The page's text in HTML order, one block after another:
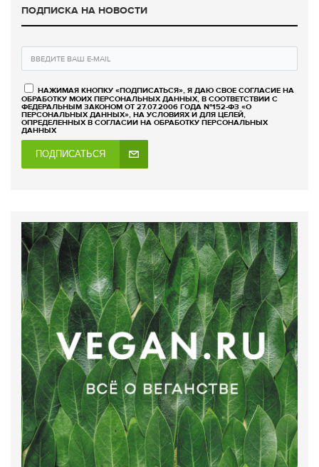
ПОДПИСКА НА НОВОСТИ
НАЖИМАЯ КНОПКУ «ПОДПИСАТЬСЯ», Я ДАЮ СВОЕ СОГЛАСИЕ НА
ОБРАБОТКУ МОИХ ПЕРСОНАЛЬНЫХ ДАННЫХ, В СООТВЕТСТВИИ С
ФЕДЕРАЛЬНЫМ ЗАКОНОМ ОТ 27.07.2006 ГОДА №152-ФЗ «О
ПЕРСОНАЛЬНЫХ ДАННЫХ», НА УСЛОВИЯХ И ДЛЯ ЦЕЛЕЙ,
ОПРЕДЕЛЕННЫХ В СОГЛАСИИ НА ОБРАБОТКУ ПЕРСОНАЛЬНЫХ
ДАННЫХ
ПОДПИСАТЬСЯ